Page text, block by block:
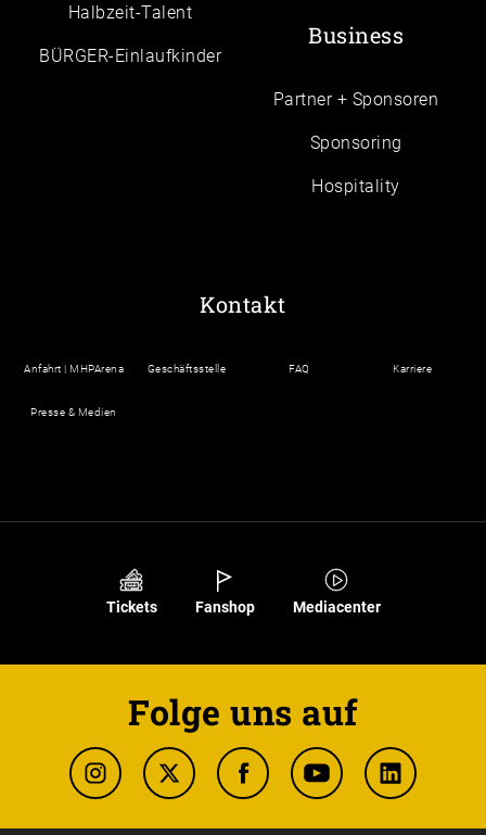
Halbzeit-Talent
BÜRGER-Einlaufkinder
Business
Partner + Sponsoren
Sponsoring
Hospitality
Kontakt
Anfahrt | MHPArena Geschäftsstelle FAQ Karriere
Presse & Medien
Tickets Fanshop Mediacenter
Folge uns auf